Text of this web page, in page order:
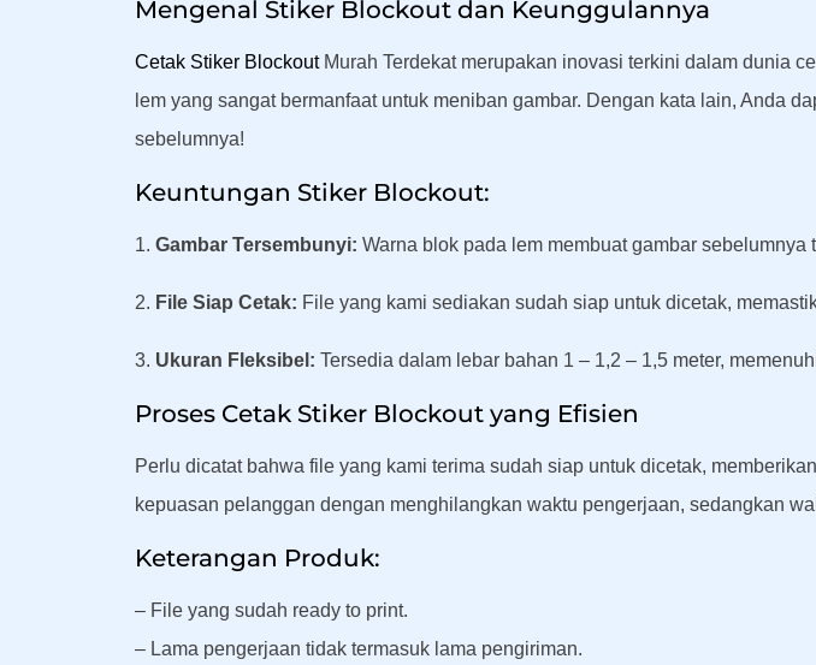
Mengenal Stiker Blockout dan Keunggulannya
Cetak Stiker BlockoutMurah Terdekat merupakan inovasi terkini dalam dunia
lem yang sangat bermanfaat untuk meniban gambar. Dengan kata lain, Anda
sebelumnya!
Keuntungan Stiker Blockout:
1. Gambar Tersembunyi: Warna blok pada lem membuat gambar
2. File Siap Cetak: File yang kami sediakan sudah siap untuk dicetak,
3. Ukuran Fleksibel: Tersedia dalam lebar bahan 1 – 1,2 – 1,5 meter,
Proses Cetak Stiker Blockout yang Efisien
Perlu dicatat bahwa file yang kami terima sudah siap untuk dicetak,
kepuasan pelanggan dengan menghilangkan waktu pengerjaan, sedangkan
Keterangan Produk:
– File yang sudah ready to print.
– Lama pengerjaan tidak termasuk lama pengiriman.